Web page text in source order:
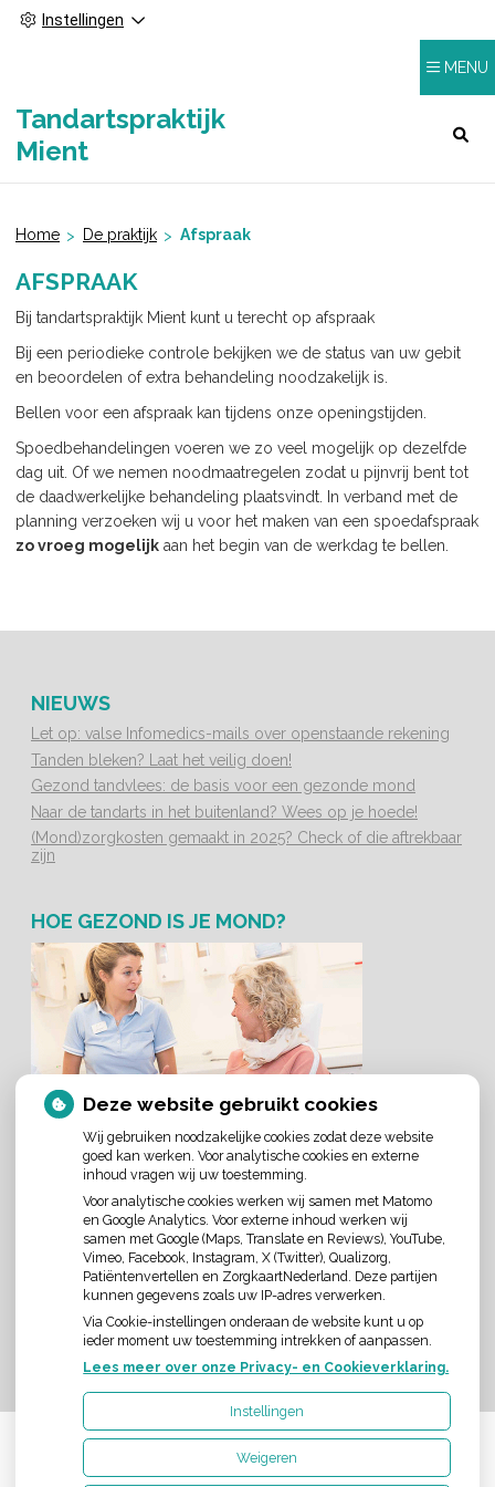
Instellingen
Tandartspraktijk
Mient
MENU
Home De praktijk Afspraak
AFSPRAAK
Bij tandartspraktijk Mient kunt u terecht op afspraak
Bij een periodieke controle bekijken we de status van uw gebit
en beoordelen of extra behandeling noodzakelijk is.
Bellen voor een afspraak kan tijdens onze openingstijden.
Spoedbehandelingen voeren we zo veel mogelijk op dezelfde
dag uit. Of we nemen noodmaatregelen zodat u pijnvrij bent tot
de daadwerkelijke behandeling plaatsvindt. In verband met de
planning verzoeken wij u voor het maken van een spoedafspraak
zo vroeg mogelijk aan het begin van de werkdag te bellen.
NIEUWS
Let op: valse Infomedics-mails over openstaande rekening
Tanden bleken? Laat het veilig doen!
Gezond tandvlees: de basis voor een gezonde mond
Naar de tandarts in het buitenland? Wees op je hoede!
(Mond)zorgkosten gemaakt in 2025? Check of die aftrekbaar
zijn
HOE GEZOND IS JE MOND?
AANGESLOTEN BIJ:
Uw Zorg Online|
Deze website gebruikt cookies
Wij gebruiken noodzakelijke cookies zodat deze website
goed kan werken. Voor analytische cookies en externe
inhoud vragen wij uw toestemming.
Voor analytische cookies werken wij samen met Matomo
en Google Analytics. Voor externe inhoud werken wij
samen met Google (Maps, Translate en Reviews), YouTube,
Vimeo, Facebook, Instagram, X (Twitter), Qualizorg,
Patiëntenvertellen en ZorgkaartNederland. Deze partijen
kunnen gegevens zoals uw IP-adres verwerken.
Via Cookie-instellingen onderaan de website kunt u op
ieder moment uw toestemming intrekken of aanpassen.
Lees meer over onze Privacy- en Cookieverklaring.
Instellingen
Weigeren